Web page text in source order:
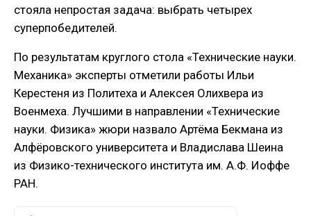
стояла непростая задача: выбрать четырех
суперпобедителей.
По результатам круглого стола «Технические науки.
Механика» эксперты отметили работы Ильи
Керестеня из Политеха и Алексея Олихвера из
Военмеха. Лучшими в направлении «Технические
науки. Физика» жюри назвало Артёма Бекмана из
Алфёровского университета и Владислава Шеина
из Физико-технического института им. А.Ф. Иоффе
РАН.